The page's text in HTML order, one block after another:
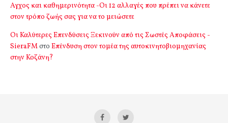
Αγχος και καθημερινότητα -Οι 12 αλλαγές που πρέπει να κάνετε
στον τρόπο ζωής σας για να το μειώσετε
Οι Καλύτερες Επενδύσεις Ξεκινούν από τις Σωστές Αποφάσεις -
SieraFMστο Επένδυση στον τομέα της αυτοκινητοβιομηχανίας
στην Κοζάνη?